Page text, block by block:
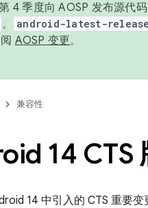
4 季度向 AOSP 发布源代
。 android-latest-release
AOSP 变更。
兼容性
14 CTS
14 中引入的 CTS 重要变